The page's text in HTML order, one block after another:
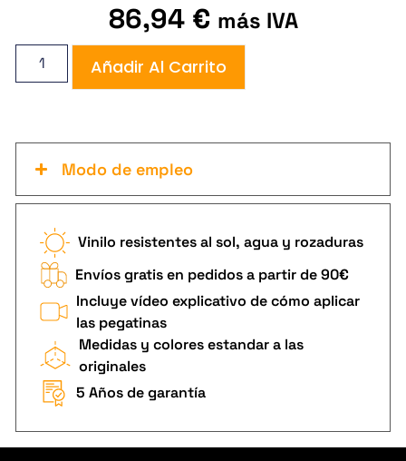
86,94 € más IVA
Añadir Al Carrito
Modo de empleo
Vinilo resistentes al sol, agua y rozaduras
Envíos gratis en pedidos a partir de 90€
Incluye vídeo explicativo de cómo aplicar
las pegatinas
Medidas y colores estandar a las
originales
5 Años de garantía